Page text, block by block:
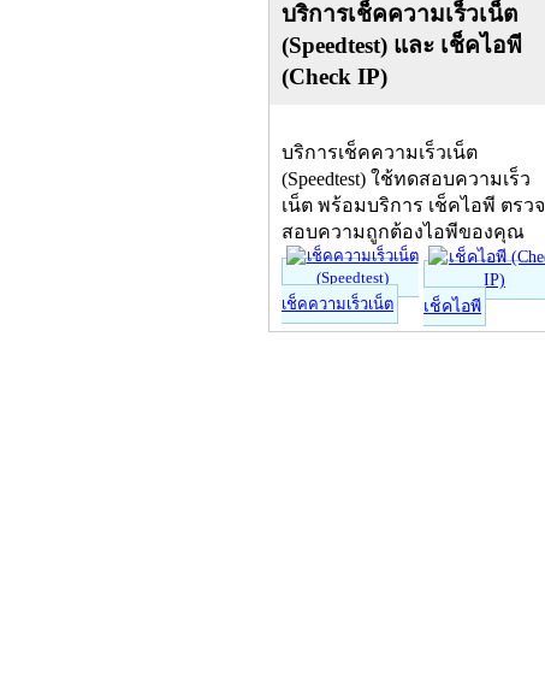
บริการเช็คความเร็วเน็ต
(Speedtest) และ เช็คไอพี
(Check IP)
บริการเช็คความเร็วเน็ต
(Speedtest) ใช้ทดสอบความเร็ว
เน็ต พร้อมบริการ เช็คไอพี ตรวจ
สอบความถูกต้องไอพีของคุณ
เช็คความเร็วเน็ต เช็คไอพี